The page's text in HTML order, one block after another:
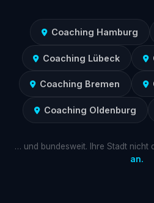
Coaching Hamburg
Coaching Lübeck
Coaching Bremen
Coaching Oldenburg
… und bundesweit. Ihre Stadt nicht
an.